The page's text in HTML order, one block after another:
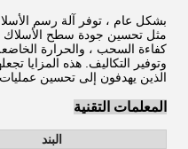
بشكل عام ، توفر آلة رسم
مثل تحسين جودة سطح الأسلاك ،
كفاءة السحب ، والحرارة الخاضعة
وتوفير التكاليف. هذه المزايا
الذين يهدفون إلى تحسين عمليات
المعلمات التقنية
البند